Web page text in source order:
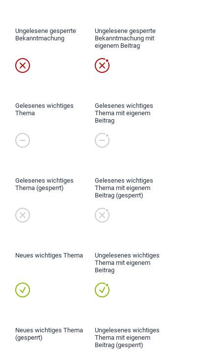
Ungelesene gesperrte
Bekanntmachung
Ungelesene gesperrte
Bekanntmachung mit
eigenem Beitrag
Gelesenes wichtiges
Thema
Gelesenes wichtiges
Thema mit eigenem
Beitrag
Gelesenes wichtiges
Thema (gesperrt)
Gelesenes wichtiges
Thema mit eigenem
Beitrag (gesperrt)
Neues wichtiges Thema
Ungelesenes wichtiges
Thema mit eigenem
Beitrag
Neues wichtiges Thema
(gesperrt)
Ungelesenes wichtiges
Thema mit eigenem
Beitrag (gesperrt)